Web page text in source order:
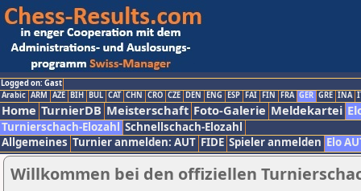
Logged on: Gast
Arabic ARM AZE BIH BUL CAT CHN CRO CZE DEN ENG ESP FAI FIN FRA GER GRE INA
Home TurnierDB Meisterschaft Foto-Galerie Meldekartei
Turnierschach-Elozahl Schnellschach-Elozahl
Allgemeines Turnier anmelden: AUT FIDE Spieler anmelden Elo
Willkommen bei den offiziellen